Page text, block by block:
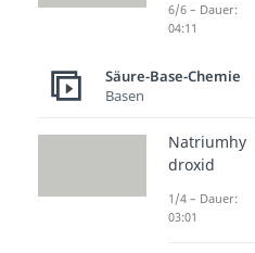
Säure-
6/6 – Dauer:
04:11
Säure-Base-Chemie
Basen
Natriumhy
droxid
1/4 – Dauer:
03:01